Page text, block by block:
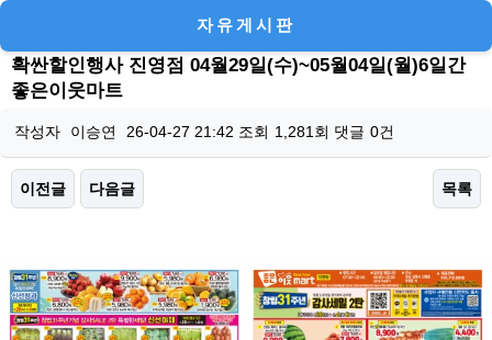
자유게시판
확싼할인행사 진영점 04월29일(수)~05월04일(월)6일간
좋은이웃마트
작성자 이승연 26-04-27 21:42 조회 1,281회 댓글 0건
이전글 다음글 목록
본문